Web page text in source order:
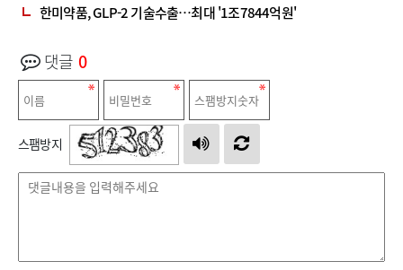
한미약품, GLP-2 기술수출…최대 '1조7844억원'
댓글 0
스팸방지